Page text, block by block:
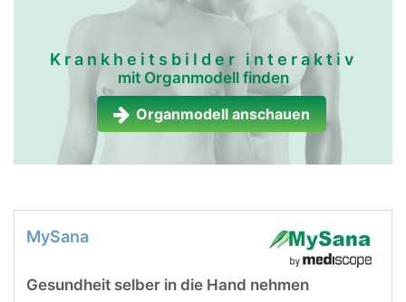
Krankheitsbilder interaktiv
mit Organmodell finden
Organmodell anschauen
MySana
Gesundheit selber in die Hand nehmen